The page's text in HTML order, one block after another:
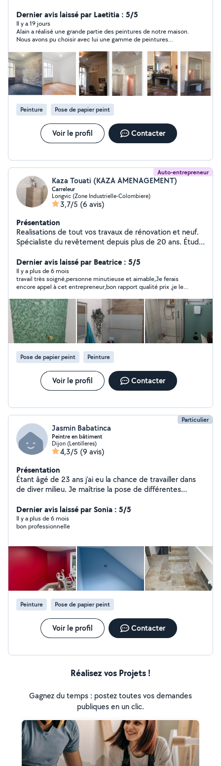
intérieur chaleureux et confortable. Je garanti un travail
de qualité avec des tarifs adaptés à votre budget. Devis
gratuit. Facilité de paiement possible.
Dernier avis laissé par Laetitia : 5/5
Il y a 19 jours
Alain a réalisé une grande partie des peintures de notre maison.
Nous avons pu choisir avec lui une gamme de peintures
matériaux. Il a également réalisé la pose d'une nouvelle
crédence en carrelage pour notre cuisine. Le chantier a duré
environ 1 mois et nous sommes très satisfaits du résultat. Le
rendu est soigné, et il a pris soin de bien protéger toutes les
surfaces. Alain est très sympa et arrangeant. Nous le
recommandons sans hésiter.
Peinture
Pose de papier peint
Voir le profil Contacter
Auto-entrepreneur
Kaza Touati (KAZA AMENAGEMENT)
Carreleur
Longvic (Zone Industrielle-Colombiere)
3,7/5 (6 avis)
Présentation
Realisations de tout vos travaux de rénovation et neuf.
Spécialiste du revêtement depuis plus de 20 ans. Étude
coordination de chantier. Maçonnerie, carrelage,
enduits, peinture et décoration.
Dernier avis laissé par Beatrice : 5/5
Il y a plus de 6 mois
travail très soigné,personne minutieuse et aimable,Je ferais
encore appel à cet entrepreneur,bon rapport qualité prix ,je le
Pose de papier peint Peinture
Voir le profil Contacter
Particulier
Jasmin Babatinca
Peintre en bâtiment
Dijon (Lentilleres)
4,3/5 (9 avis)
Présentation
Étant âgé de 23 ans j'ai eu la chance de travailler dans
de diver milieu. Je maîtrise la pose de différentes
ainsi que la peinture intérieur et extérieur ( décorative
ou non ). J'ai également des connaissances en
charpente et zinguerie.
Dernier avis laissé par Sonia : 5/5
Il y a plus de 6 mois
bon professionnelle
Peinture Pose de papier peint
Voir le profil Contacter
Réalisez vos Projets !
Gagnez du temps : postez toutes vos demandes
publiques en un clic.